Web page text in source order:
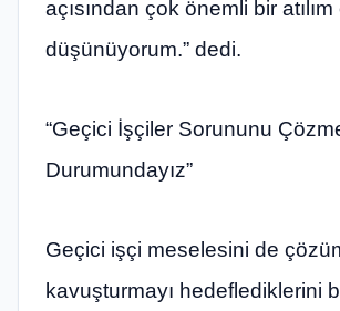
açısından çok önemli bir atılım
düşünüyorum.” dedi.
“Geçici İşçiler Sorununu
Durumundayız”
Geçici işçi meselesini de
kavuşturmayı hedeflediklerini